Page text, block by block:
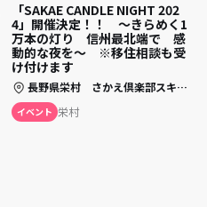
「SAKAE CANDLE NIGHT 202
4」開催決定！！ ～きらめく1
万本の灯り 信州最北端で 感
動的な夜を～ ※移住相談も受
け付けます
長野県栄村 さかえ倶楽部スキー場
イベント 栄村